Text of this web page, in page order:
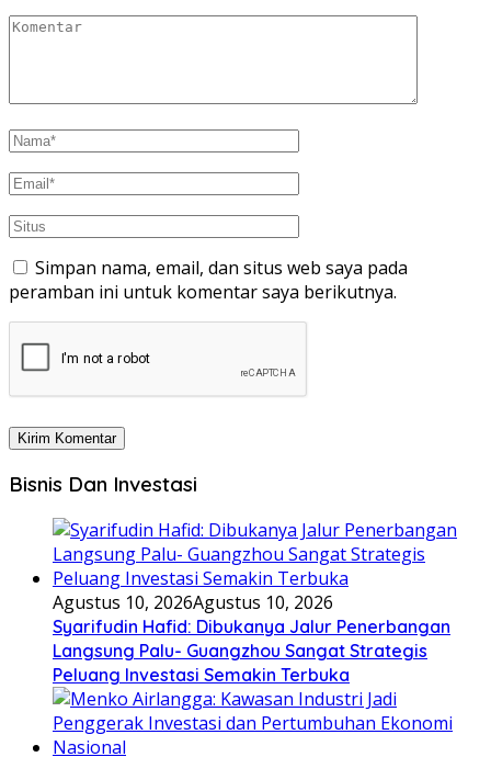
Simpan nama, email, dan situs web saya pada
peramban ini untuk komentar saya berikutnya.
Bisnis Dan Investasi
Agustus 10, 2026Agustus 10, 2026
Syarifudin Hafid: Dibukanya Jalur Penerbangan
Langsung Palu- Guangzhou Sangat Strategis
Peluang Investasi Semakin Terbuka